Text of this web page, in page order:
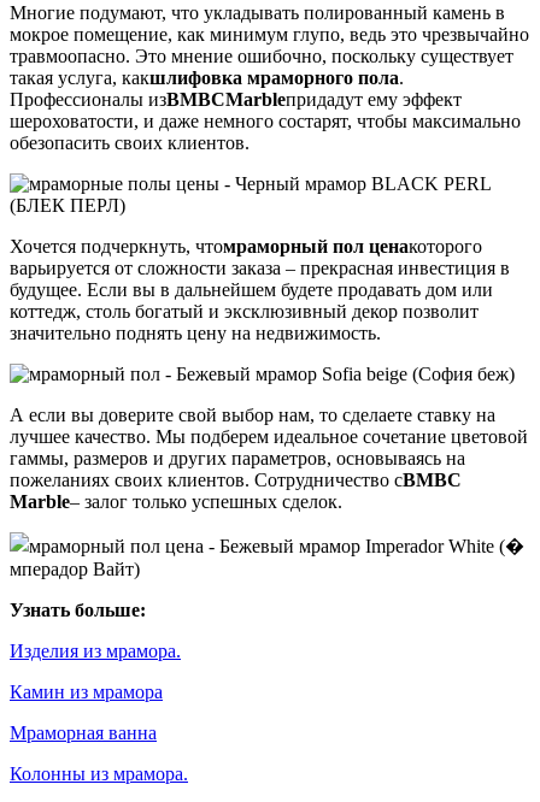
Многие подумают, что укладывать полированный камень в
мокрое помещение, как минимум глупо, ведь это чрезвычайно
травмоопасно. Это мнение ошибочно, поскольку существует
такая услуга, какшлифовка мраморного пола.
Профессионалы изBMBCMarbleпридадут ему эффект
шероховатости, и даже немного состарят, чтобы максимально
обезопасить своих клиентов.
Хочется подчеркнуть, чтомраморный пол ценакоторого
варьируется от сложности заказа – прекрасная инвестиция в
будущее. Если вы в дальнейшем будете продавать дом или
коттедж, столь богатый и эксклюзивный декор позволит
значительно поднять цену на недвижимость.
А если вы доверите свой выбор нам, то сделаете ставку на
лучшее качество. Мы подберем идеальное сочетание цветовой
гаммы, размеров и других параметров, основываясь на
пожеланиях своих клиентов. Сотрудничество сBMBC
Marble– залог только успешных сделок.
Узнать больше:
Изделия из мрамора.
Камин из мрамора
Мраморная ванна
Колонны из мрамора.